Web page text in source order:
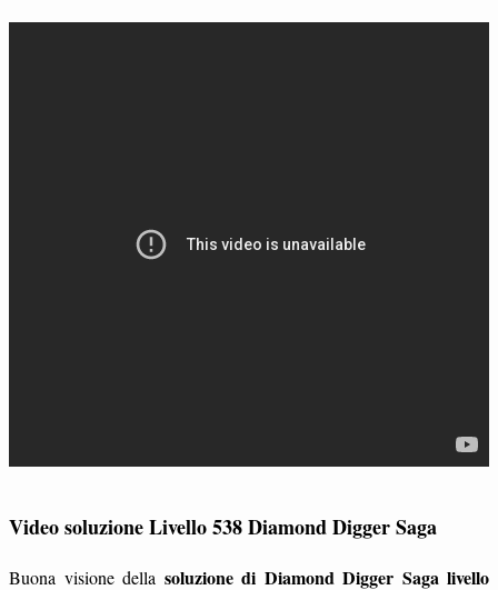
Video soluzione Livello 538 Diamond Digger Saga
Buona visione della soluzione di Diamond Digger Saga livello